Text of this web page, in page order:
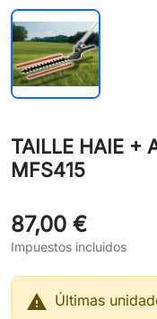
TAILLE HAIE +
MFS415
87,00 €
Impuestos incluidos
 Últimas